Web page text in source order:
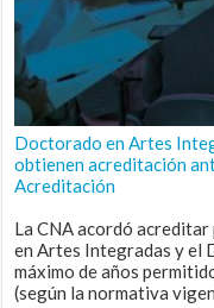
Doctorado en Artes
obtienen acreditación
Acreditación
La CNA acordó
en Artes Integradas y el
máximo de años
(según la normativa